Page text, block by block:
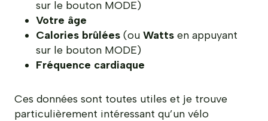
sur le bouton MODE)
Votre âge
Calories brûlées (ou Watts en appuyant
sur le bouton MODE)
Fréquence cardiaque
Ces données sont toutes utiles et je trouve
particulièrement intéressant qu’un vélo